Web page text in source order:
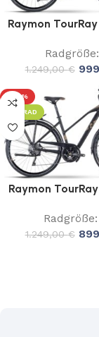
Raymon
1.249,00€
-28%
LEIHRAD
Raymon
1.249,00€